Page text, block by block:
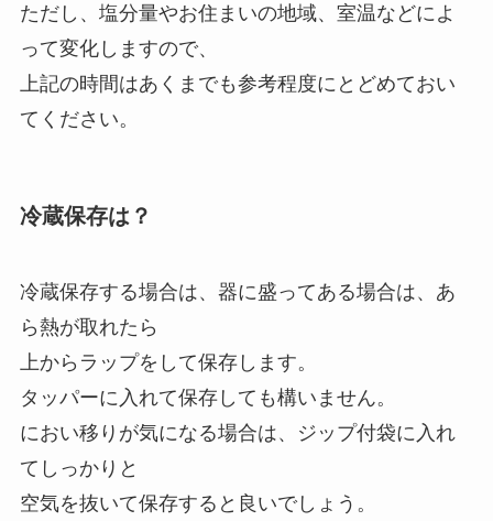
ただし、塩分量やお住まいの地域、室温などによ
って変化しますので、
上記の時間はあくまでも参考程度にとどめておい
てください。
冷蔵保存は？
冷蔵保存する場合は、器に盛ってある場合は、あ
ら熱が取れたら
上からラップをして保存します。
タッパーに入れて保存しても構いません。
におい移りが気になる場合は、ジップ付袋に入れ
てしっかりと
空気を抜いて保存すると良いでしょう。